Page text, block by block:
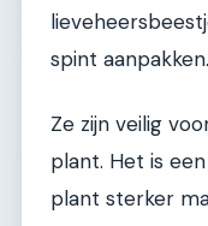
spint aanpakken.
Ze zijn veilig
plant. Het is
plant sterker